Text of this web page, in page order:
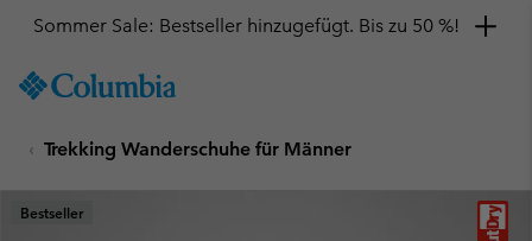
TO
SKIP
MAIN
NAV
Sommer Sale: Bestseller hinzugefügt. Bis zu 50 %!
Trekking Wanderschuhe für Männer
Bestseller